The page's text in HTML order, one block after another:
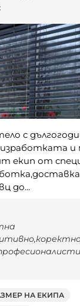
с
изработката
екип от
до...
НА ЕКИПА